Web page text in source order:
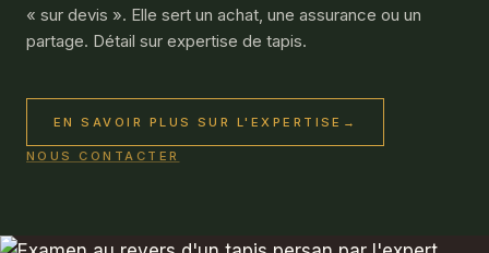
« sur devis ». Elle sert un achat, une assurance ou un
partage. Détail sur expertise de tapis.
EN SAVOIR PLUS SUR L'EXPERTISE →
NOUS CONTACTER